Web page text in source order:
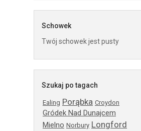
Schowek
Twój schowek jest pusty
Szukaj po tagach
Ealing Porąbka Croydon
Gródek Nad Dunajcem
Mielno Norbury Longford